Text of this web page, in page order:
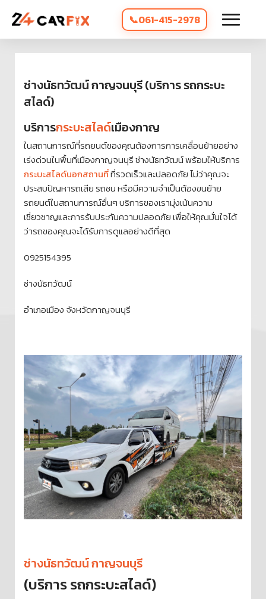
061-415-2978
ช่างนัธทวัฒน์ กาญจนบุรี (บริการ รถกระบะ
สไลด์)
บริการกระบะสไลด์เมืองกาญ
ในสถานการณ์ที่รถยนต์ของคุณต้องการการเคลื่อนย้ายอย่าง
เร่งด่วนในพื้นที่เมืองกาญจนบุรี ช่างนัธทวัฒน์ พร้อมให้บริการ
กระบะสไลด์นอกสถานที่ที่รวดเร็วและปลอดภัย ไม่ว่าคุณจะ
ประสบปัญหารถเสีย รถชน หรือมีความจำเป็นต้องขนย้าย
รถยนต์ในสถานการณ์อื่นๆ บริการของเรามุ่งเน้นความ
เชี่ยวชาญและการรับประกันความปลอดภัย เพื่อให้คุณมั่นใจได้
ว่ารถของคุณจะได้รับการดูแลอย่างดีที่สุด
0925154395
ช่างนัธทวัฒน์
อำเภอเมือง จังหวัดกาญจนบุรี
ช่างนัธทวัฒน์ กาญจนบุรี
(บริการ รถกระบะสไลด์)